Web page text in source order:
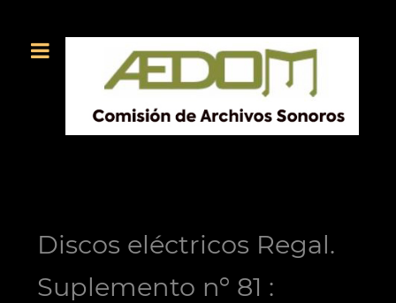
Discos eléctricos Regal.
Suplemento nº 81 :